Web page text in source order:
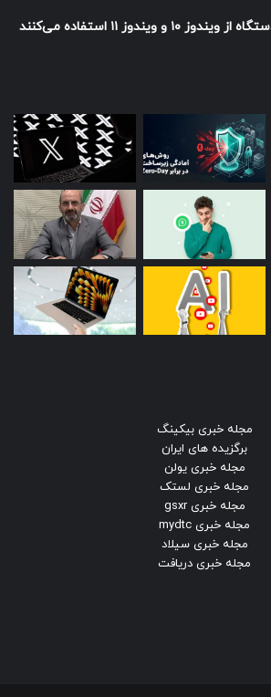
مجله خبری بیکینگ
برگزیده های ایران
مجله خبری یولن
مجله خبری لستک
مجله خبری gsxr
مجله خبری mydtc
مجله خبری سیلاد
مجله خبری دریافت